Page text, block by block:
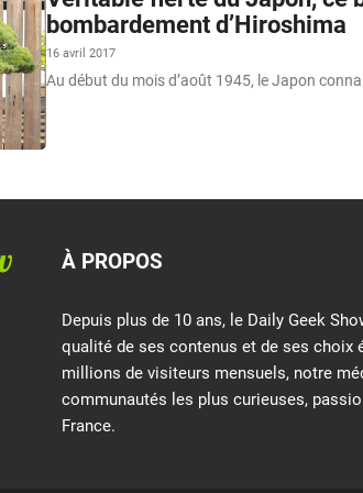
bombardement d’Hiroshima
16 avril 2017
Au début du mois d’août 1945, le Japon
À PROPOS
Depuis plus de 10 ans, le Daily Geek
qualité de ses contenus et de ses choix
millions de visiteurs mensuels, notre
communautés les plus curieuses,
France.